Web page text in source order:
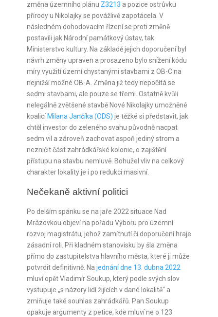
změna územního plánu Z3213 a pozice ostrůvku
přírody u Nikolajky se povážlivě zapotácela. V
následném dohodovacím řízení se proti změně
postavili jak Národní památkový ústav, tak
Ministerstvo kultury. Na základě jejich doporučení byl
návrh změny upraven a prosazeno bylo snížení kódu
míry využití území chystanými stavbami z OB-C na
nejnižší možné OB-A. Změna již tedy nepočítá se
sedmi stavbami, ale pouze se třemi. Ostatně kvůli
nelegálně zvětšené stavbě Nové Nikolajky umožněné
koalicí Milana Jančíka (ODS) je těžké si představit, jak
chtěl investor do zeleného svahu původně nacpat
sedm vil a zároveň zachovat aspoň jediný strom a
nezničit část zahrádkářské kolonie, o zajištění
přístupu na stavbu nemluvě. Bohužel vliv na celkový
charakter lokality je i po redukci masivní.
Nečekaně aktivní politici
Po delším spánku se na jaře 2022 situace Nad
Mrázovkou objeví na pořadu Výboru pro územní
rozvoj magistrátu, jehož zamítnutí či doporučení hraje
zásadní roli. Při kladném stanovisku by šla změna
přímo do zastupitelstva hlavního města, které ji může
potvrdit definitivně. Na jednání dne 13. dubna 2022
mluví opět Vladimír Soukup, který podle svých slov
vystupuje „s názory lidí žijících v dané lokalitě“ a
zmiňuje také souhlas zahrádkářů. Pan Soukup
opakuje argumenty z petice, kde mluví ne o 123